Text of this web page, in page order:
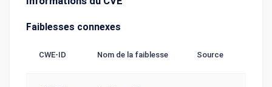
Faiblesses connexes
CWE-ID Nom de la faiblesse Source